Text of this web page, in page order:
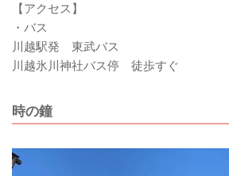
【アクセス】
・バス
川越駅発 東武バス
川越氷川神社バス停 徒歩すぐ
時の鐘